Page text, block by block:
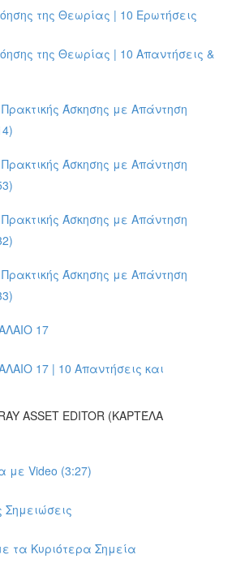
της Θεωρίας | 10 Ερωτήσεις
της Θεωρίας | 10 Απαντήσεις &
Άσκησης με Απάντηση
Άσκησης με Απάντηση
Άσκησης με Απάντηση
Άσκησης με Απάντηση
17
17 | 10 Απαντήσεις και
ASSET EDITOR (ΚΑΡΤΈΛΑ
με Video (3:27)
Σημειώσεις
τα Κυριότερα Σημεία